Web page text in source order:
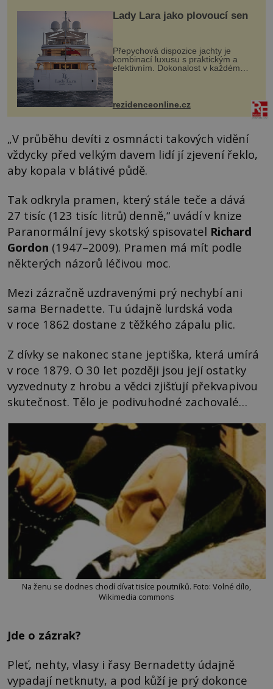
Lady Lara jako plovoucí sen
Přepychová dispozice jachty je
kombinací luxusu s praktickým a
efektivním. Dokonalost v každém
detailu představuje značka Fendi
Casa, kterou byly vybaveny její
paluby. Monacký přístav nabízí
každoročn...
rezidenceonline.cz
„V průběhu devíti z osmnácti takových vidění
vždycky před velkým davem lidí jí zjevení řeklo,
aby kopala v blátivé půdě.
Tak odkryla pramen, který stále teče a dává
27 tisíc (123 tisíc litrů) denně,“ uvádí v knize
Paranormální jevy skotský spisovatel Richard
Gordon (1947–2009). Pramen má mít podle
některých názorů léčivou moc.
Mezi zázračně uzdravenými prý nechybí ani
sama Bernadette. Tu údajně lurdská voda
v roce 1862 dostane z těžkého zápalu plic.
Z dívky se nakonec stane jeptiška, která umírá
v roce 1879. O 30 let později jsou její ostatky
vyzvednuty z hrobu a vědci zjišťují překvapivou
skutečnost. Tělo je podivuhodné zachovalé…
Na ženu se dodnes chodí dívat tisíce poutníků. Foto: Volné dílo,
Wikimedia commons
Jde o zázrak?
Pleť, nehty, vlasy i řasy Bernadetty údajně
vypadají netknuty, a pod kůží je prý dokonce